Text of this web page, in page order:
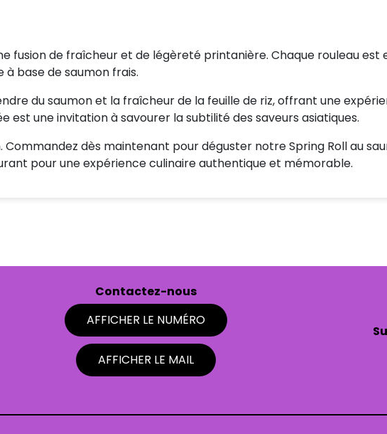
fusion de fraîcheur et de légèreté printanière. Chaque rouleau est
à base de saumon frais.
du saumon et la fraîcheur de la feuille de riz, offrant une
est une invitation à savourer la subtilité des saveurs asiatiques.
dès maintenant pour déguster notre Spring Roll au
pour une expérience culinaire authentique et mémorable.
Contactez-nous
AFFICHER LE NUMÉRO
AFFICHER LE MAIL